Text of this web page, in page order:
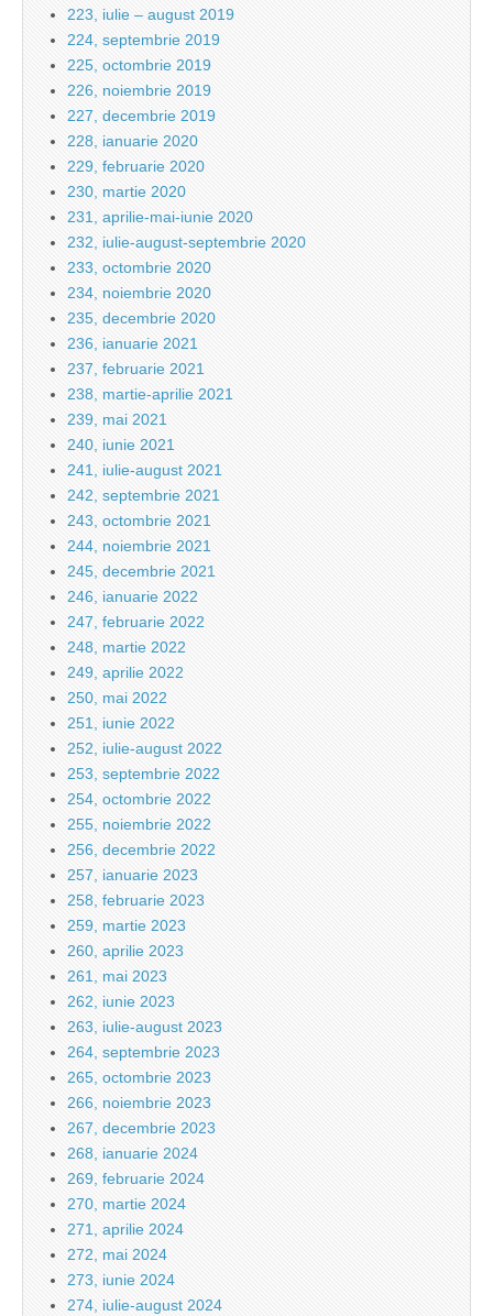
223, iulie – august 2019
224, septembrie 2019
225, octombrie 2019
226, noiembrie 2019
227, decembrie 2019
228, ianuarie 2020
229, februarie 2020
230, martie 2020
231, aprilie-mai-iunie 2020
232, iulie-august-septembrie 2020
233, octombrie 2020
234, noiembrie 2020
235, decembrie 2020
236, ianuarie 2021
237, februarie 2021
238, martie-aprilie 2021
239, mai 2021
240, iunie 2021
241, iulie-august 2021
242, septembrie 2021
243, octombrie 2021
244, noiembrie 2021
245, decembrie 2021
246, ianuarie 2022
247, februarie 2022
248, martie 2022
249, aprilie 2022
250, mai 2022
251, iunie 2022
252, iulie-august 2022
253, septembrie 2022
254, octombrie 2022
255, noiembrie 2022
256, decembrie 2022
257, ianuarie 2023
258, februarie 2023
259, martie 2023
260, aprilie 2023
261, mai 2023
262, iunie 2023
263, iulie-august 2023
264, septembrie 2023
265, octombrie 2023
266, noiembrie 2023
267, decembrie 2023
268, ianuarie 2024
269, februarie 2024
270, martie 2024
271, aprilie 2024
272, mai 2024
273, iunie 2024
274, iulie-august 2024